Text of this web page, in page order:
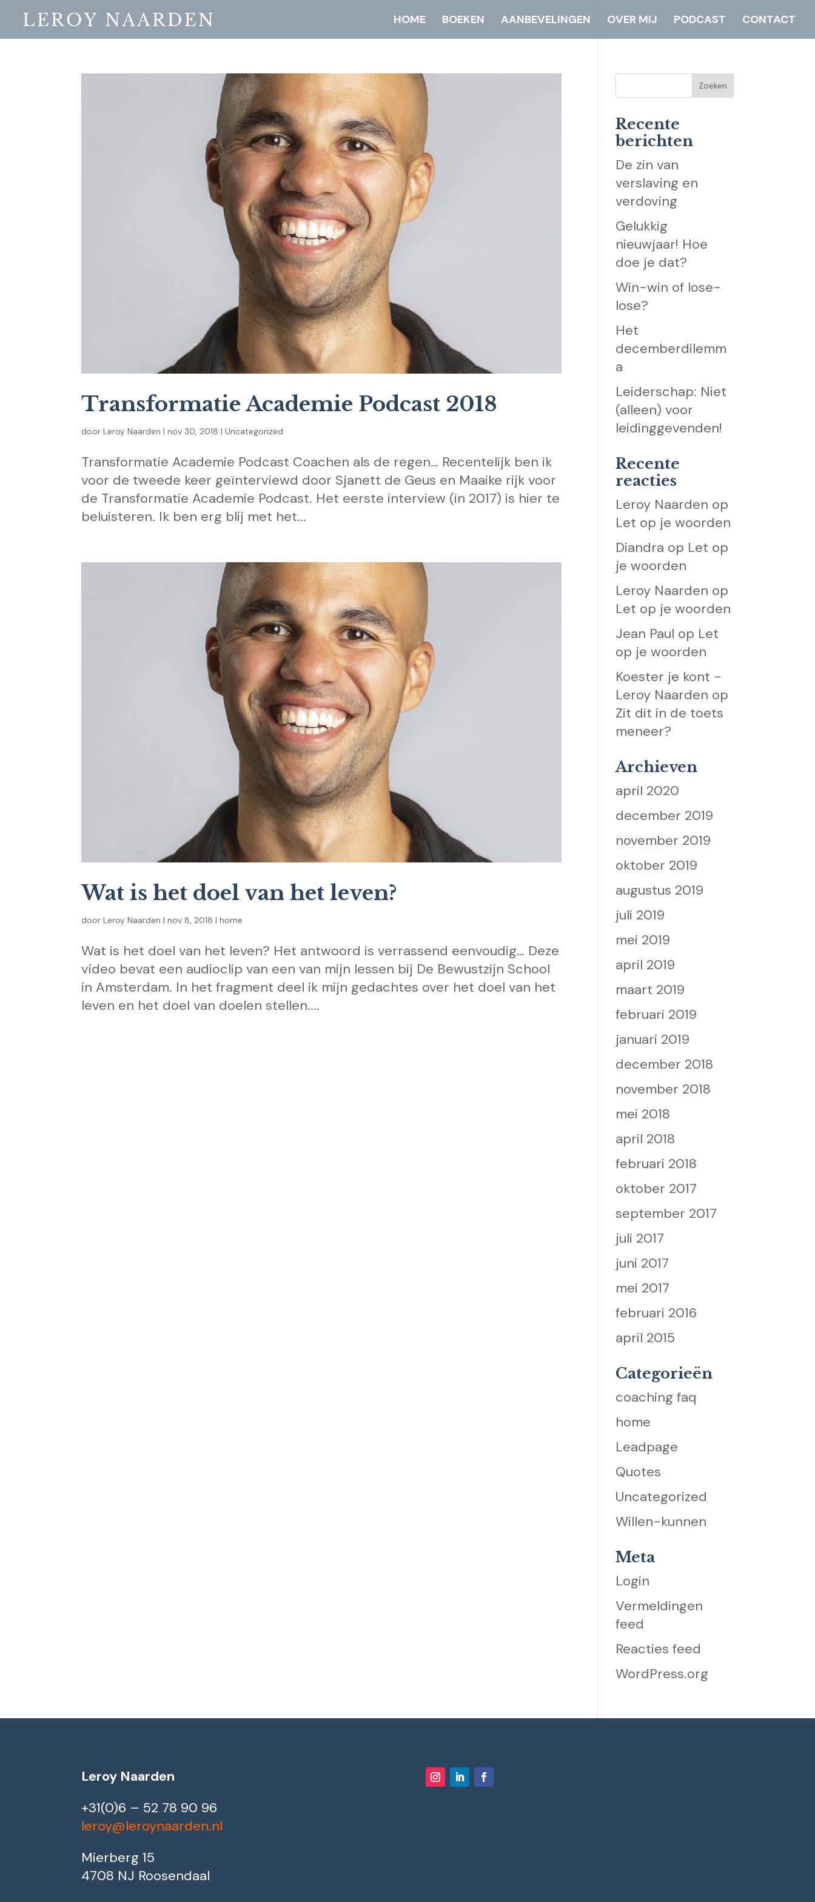
HOME BOEKEN AANBEVELINGEN OVER MIJ PODCAST CONTACT
Transformatie Academie Podcast 2018
doorLeroy Naarden |nov 30, 2018 |Uncategorized
Transformatie Academie Podcast Coachen als de regen… Recentelijk ben ik
voor de tweede keer geïnterviewd door Sjanett de Geus en Maaike rijk voor
de Transformatie Academie Podcast. Het eerste interview (in 2017) is hier te
beluisteren. Ik ben erg blij met het...
Wat is het doel van het leven?
doorLeroy Naarden |nov 8, 2018 |home
Wat is het doel van het leven? Het antwoord is verrassend eenvoudig… Deze
video bevat een audioclip van een van mijn lessen bij De Bewustzijn School
in Amsterdam. In het fragment deel ik mijn gedachtes over het doel van het
leven en het doel van doelen stellen....
Recente
berichten
De zin van
verslaving en
verdoving
Gelukkig
nieuwjaar! Hoe
doe je dat?
Win-win of lose-
lose?
Het
decemberdilemm
a
Leiderschap: Niet
(alleen) voor
leidinggevenden!
Recente
reacties
Leroy Naarden op
Let op je woorden
Diandra op Let op
je woorden
Leroy Naarden op
Let op je woorden
Jean Paul op Let
op je woorden
Koester je kont -
Leroy Naarden op
Zit dit in de toets
meneer?
Archieven
april 2020
december 2019
november 2019
oktober 2019
augustus 2019
juli 2019
mei 2019
april 2019
maart 2019
februari 2019
januari 2019
december 2018
november 2018
mei 2018
april 2018
februari 2018
oktober 2017
september 2017
juli 2017
juni 2017
mei 2017
februari 2016
april 2015
Categorieën
coaching faq
home
Leadpage
Quotes
Uncategorized
Willen-kunnen
Meta
Login
Vermeldingen
feed
Reacties feed
WordPress.org
Leroy Naarden
+31(0)6 – 52 78 90 96
leroy@leroynaarden.nl
Mierberg 15
4708 NJ Roosendaal